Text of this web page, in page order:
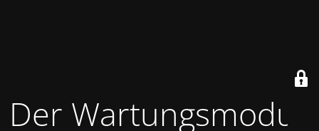
Der Wartungsmodus